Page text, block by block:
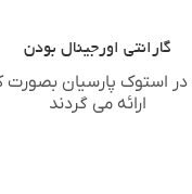
گارانتی اورجینال بودن
استوک پارسیان بصورت
ارائه می گردند